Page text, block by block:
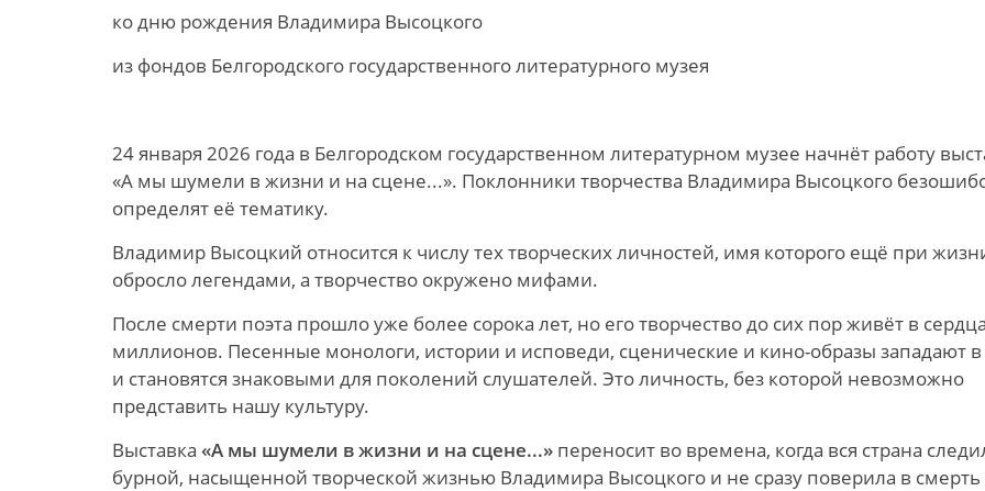
ко дню рождения Владимира Высоцкого
из фондов Белгородского государственного литературного музея
24 января 2026 года в Белгородском государственном литературном музее начнёт работу
«А мы шумели в жизни и на сцене...». Поклонники творчества Владимира Высоцкого
определят её тематику.
Владимир Высоцкий относится к числу тех творческих личностей, имя которого ещё при
обросло легендами, а творчество окружено мифами.
После смерти поэта прошло уже более сорока лет, но его творчество до сих пор живёт в
миллионов. Песенные монологи, истории и исповеди, сценические и кино-образы западают
и становятся знаковыми для поколений слушателей. Это личность, без которой невозможно
представить нашу культуру.
Выставка «А мы шумели в жизни и на сцене...» переносит во времена, когда вся страна
бурной, насыщенной творческой жизнью Владимира Высоцкого и не сразу поверила в смерть